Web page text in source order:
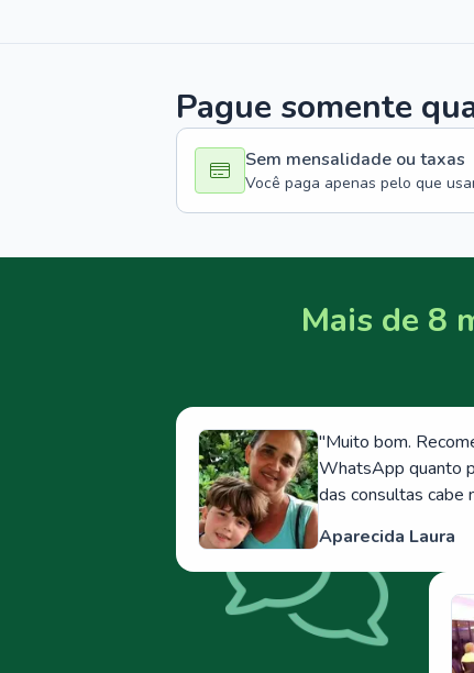
Pague somente
Sem mensalidade ou taxas
Você paga apenas pelo que
Mais de 8
"Muito bom.
WhatsApp quanto
das consultas cabe
Aparecida Laura